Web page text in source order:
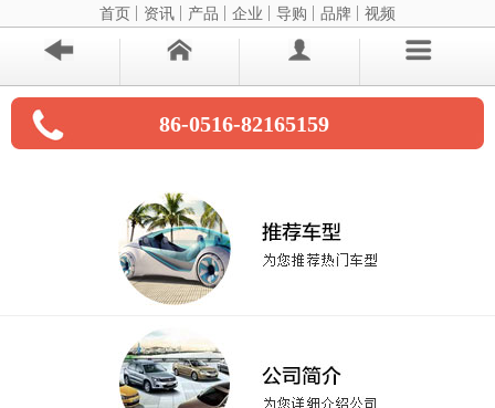
首页 资讯 产品 企业 导购 品牌 视频
86-0516-82165159